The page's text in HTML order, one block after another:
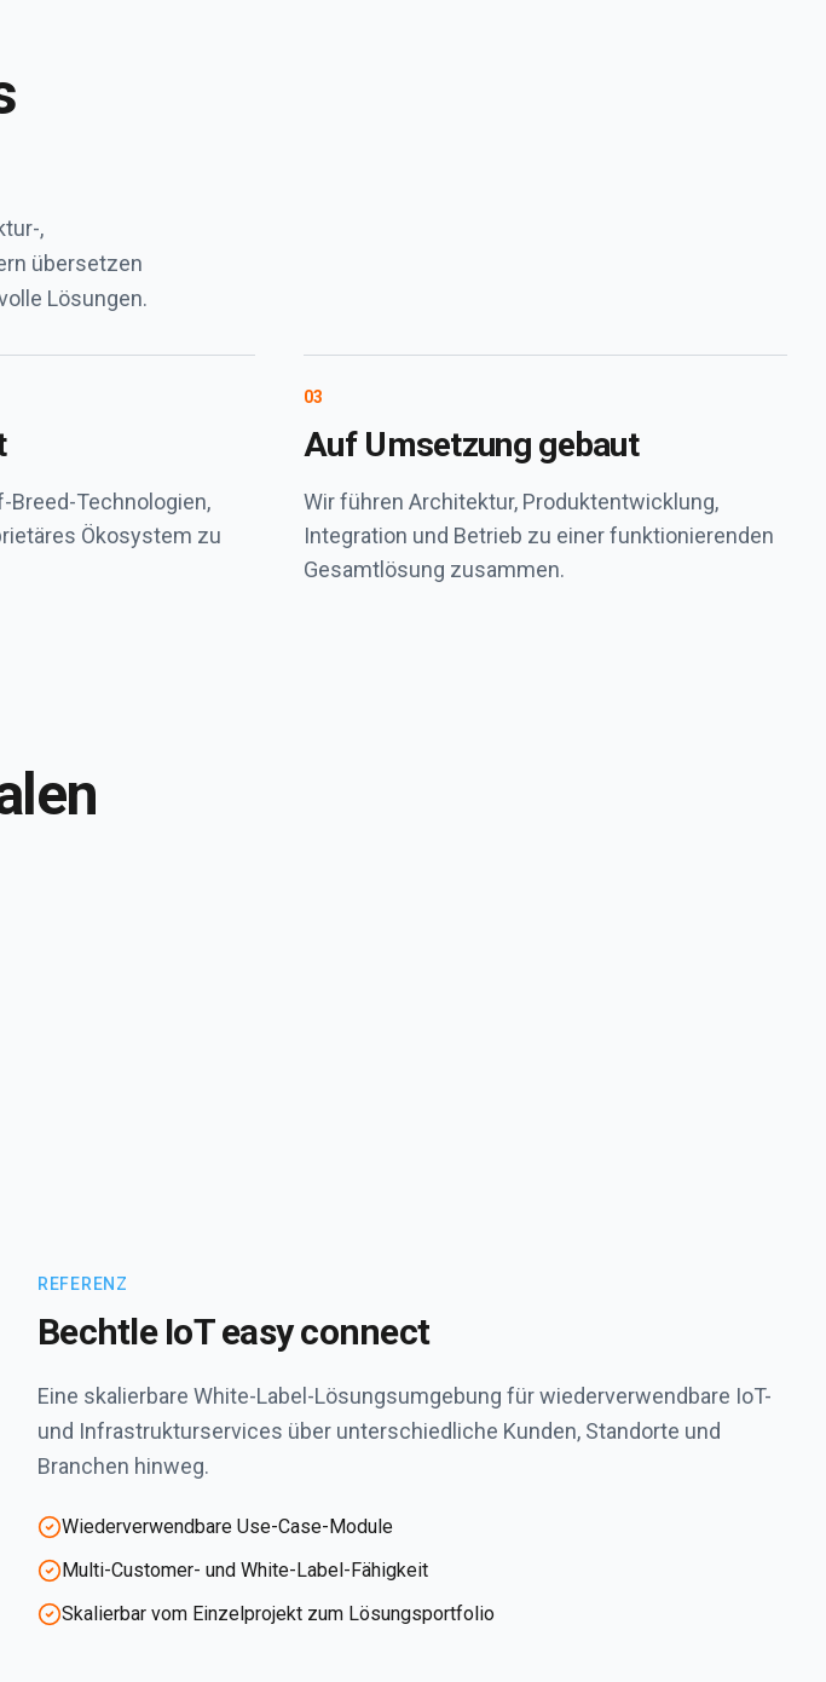
,
übersetzen
Lösungen.
Breed-Technologien,
Ökosystem zu
03
Auf Umsetzung gebaut
Wir führen Architektur, Produktentwicklung,
Integration und Betrieb zu einer funktionierenden
Gesamtlösung zusammen.
REFERENZ
Bechtle IoT easy connect
Eine skalierbare White-Label-Lösungsumgebung für wiederverwendbare IoT-
und Infrastrukturservices über unterschiedliche Kunden, Standorte und
Branchen hinweg.
Wiederverwendbare Use-Case-Module
Multi-Customer- und White-Label-Fähigkeit
Skalierbar vom Einzelprojekt zum Lösungsportfolio